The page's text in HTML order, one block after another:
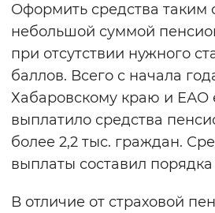
Цвет
Монохромный
Синий
Включены
Оформить средства таким
небольшой суммой
при отсутствии нужного
баллов. Всего с начала
Хабаровскому краю и ЕАО
выплатило средства
более 2,2 тыс. граждан.
выплаты составил порядка
В отличие от страховой